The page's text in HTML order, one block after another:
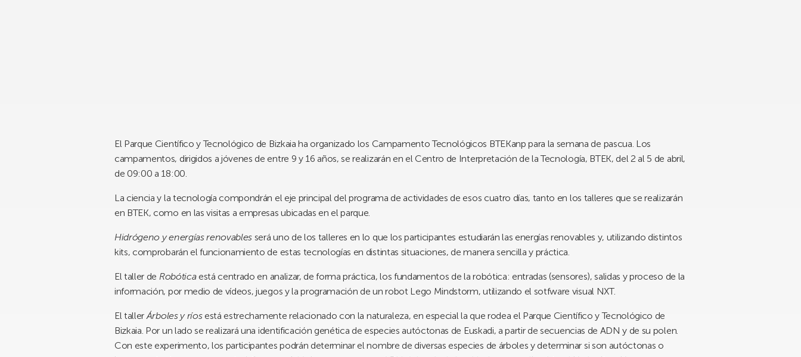
El Parque Científico y Tecnológico de Bizkaia ha organizado los Campamento Tecnológicos BTEKanp para la semana de pascua. Los
campamentos, dirigidos a jóvenes de entre 9 y 16 años, se realizarán en el Centro de Interpretación de la Tecnología, BTEK, del 2 al 5 de abril,
de 09:00 a 18:00.
La ciencia y la tecnología compondrán el eje principal del programa de actividades de esos cuatro días, tanto en los talleres que se realizarán
en BTEK, como en las visitas a empresas ubicadas en el parque.
Hidrógeno y energías renovables será uno de los talleres en lo que los participantes estudiarán las energías renovables y, utilizando distintos
kits, comprobarán el funcionamiento de estas tecnologías en distintas situaciones, de manera sencilla y práctica.
El taller de Robóticaestá centrado en analizar, de forma práctica, los fundamentos de la robótica: entradas (sensores), salidas y proceso de la
información, por medio de vídeos, juegos y la programación de un robot Lego Mindstorm, utilizando el sotfware visual NXT.
El tallerÁrboles y ríos está estrechamente relacionado con la naturaleza, en especial la que rodea el Parque Científico y Tecnológico de
Bizkaia. Por un lado se realizará una identificación genética de especies autóctonas de Euskadi, a partir de secuencias de ADN y de su polen.
Con este experimento, los participantes podrán determinar el nombre de diversas especies de árboles y determinar si son autóctonas o